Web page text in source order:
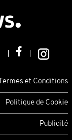
Termes et Conditions
Politique de Cookie
Publicité